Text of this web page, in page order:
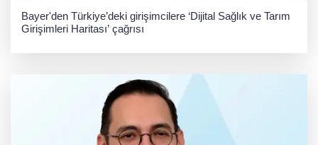
Bayer'den Türkiye’deki girişimcilere ‘Dijital Sağlık ve Tarım
Girişimleri Haritası’ çağrısı